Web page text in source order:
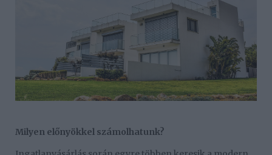
Milyen előnyökkel számolhatunk?